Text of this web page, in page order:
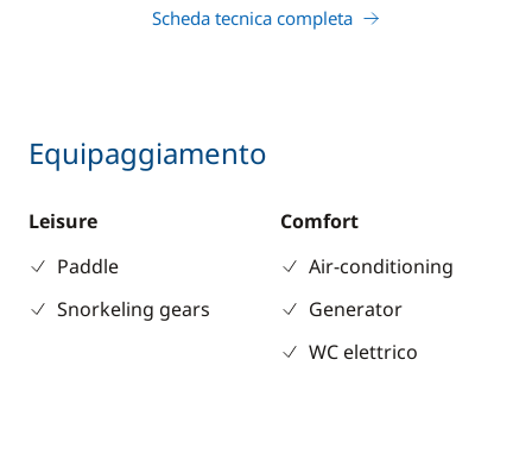
Scheda tecnica completa
Equipaggiamento
Leisure
Paddle
Snorkeling gears
Comfort
Air-conditioning
Generator
WC elettrico